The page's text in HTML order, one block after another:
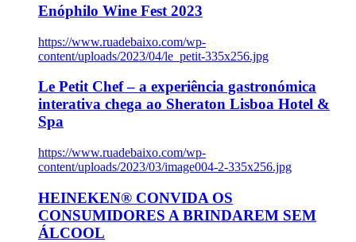
Enóphilo Wine Fest 2023
https://www.ruadebaixo.com/wp-
content/uploads/2023/04/le_petit-335x256.jpg
Le Petit Chef – a experiência gastronómica
interativa chega ao Sheraton Lisboa Hotel &
Spa
https://www.ruadebaixo.com/wp-
content/uploads/2023/03/image004-2-335x256.jpg
HEINEKEN® CONVIDA OS
CONSUMIDORES A BRINDAREM SEM
ÁLCOOL